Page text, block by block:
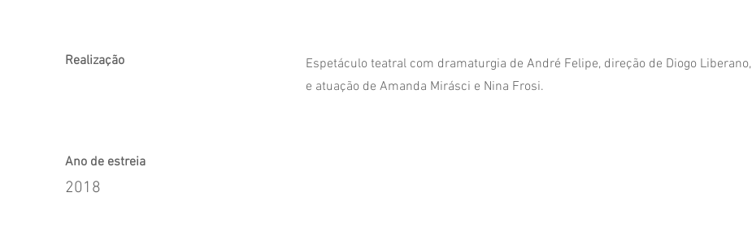
Realização
Ano de estreia
Espetáculo teatral com dramaturgia de André Felipe, direção de Diogo Liberano,
e atuação de Amanda Mirásci e Nina Frosi.
2018